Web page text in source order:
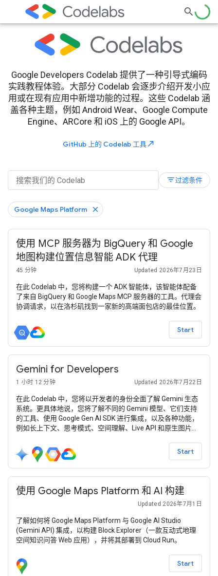
Google Developers Codelab 提供了一种引导式编码
实践教程体验。大部分 Codelab 会逐步介绍开发小应
用或在现有应用中新增功能的过程。这些 Codelab 涵
盖各种主题，例如 Android Wear、Google Compute
Engine、ARCore 和 iOS 上的 Google API。
GitHub 上的 Codelab 工具north_east
filter_list过滤条件
Google Maps Platform
使用 MCP 服务器为 BigQuery 和 Google
地图构建位置信息智能 ADK 代理
45 分钟 Updated 2026年7月23日
在此 Codelab 中，您将构建一个 ADK 智能体，该智能体配备
了来自 BigQuery 和 Google Maps MCP 服务器的工具。代理会
协调请求，以在洛杉矶找到一家新的高端面包店的最佳位置。
Start
Gemini for Developers
1 小时 12 分钟 Updated 2026年7月22日
在此 Codelab 中，您将以开发者的身份全面了解 Gemini 生态
系统。更具体地说，您将了解不同的 Gemini 模型、它们支持
的工具、使用 Google Gen AI SDK 进行集成，以及各种功能，
例如长上下文、思考模式、空间理解、Live API 和原生图片与
Start
使用 Google Maps Platform 和 AI 构建
Updated 2026年7月1日
了解如何将 Google Maps Platform 与 Google AI Studio
(Gemini API) 集成，以构建 Block Explorer（一款互动式地理
空间知识问答 Web 应用），并将其部署到 Cloud Run。
Start